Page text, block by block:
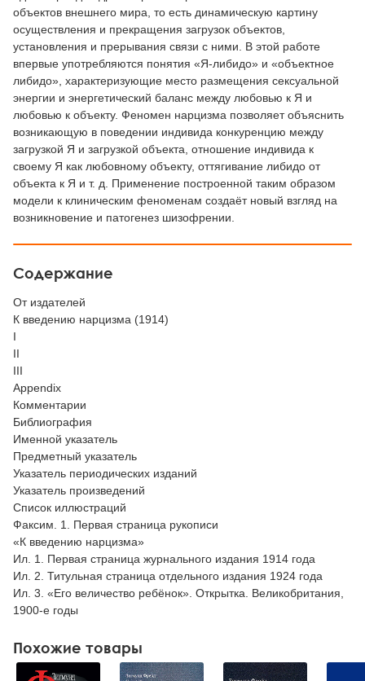
объектов внешнего мира, то есть динамическую картину
осуществления и прекращения загрузок объектов,
установления и прерывания связи с ними. В этой работе
впервые употребляются понятия «Я-либидо» и «объектное
либидо», характеризующие место размещения сексуальной
энергии и энергетический баланс между любовью к Я и
любовью к объекту. Феномен нарцизма позволяет объяснить
возникающую в поведении индивида конкуренцию между
загрузкой Я и загрузкой объекта, отношение индивида к
своему Я как любовному объекту, оттягивание либидо от
объекта к Я и т. д. Применение построенной таким образом
модели к клиническим феноменам создаёт новый взгляд на
возникновение и патогенез шизофрении.
Содержание
От издателей
К введению нарцизма (1914)
I
II
III
Appendix
Комментарии
Библиография
Именной указатель
Предметный указатель
Указатель периодических изданий
Указатель произведений
Список иллюстраций
Факсим. 1. Первая страница рукописи
«К введению нарцизма»
Ил. 1. Первая страница журнального издания 1914 года
Ил. 2. Титульная страница отдельного издания 1924 года
Ил. 3. «Его величество ребёнок». Открытка. Великобритания,
1900-е годы
Похожие товары